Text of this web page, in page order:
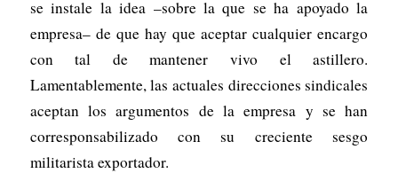
se instale la idea –sobre la que se ha apoyado la
empresa– de que hay que aceptar cualquier encargo
con tal de mantener vivo el astillero.
Lamentablemente, las actuales direcciones sindicales
aceptan los argumentos de la empresa y se han
corresponsabilizado con su creciente sesgo
militarista exportador.